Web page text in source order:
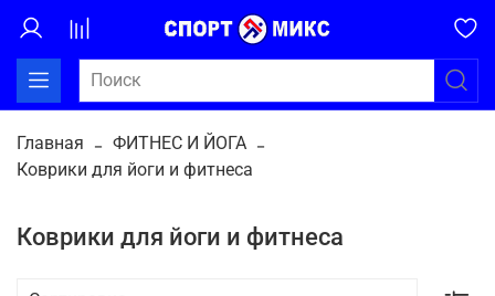
Главная
ФИТНЕС И ЙОГА
Коврики для йоги и фитнеса
Коврики для йоги и фитнеса